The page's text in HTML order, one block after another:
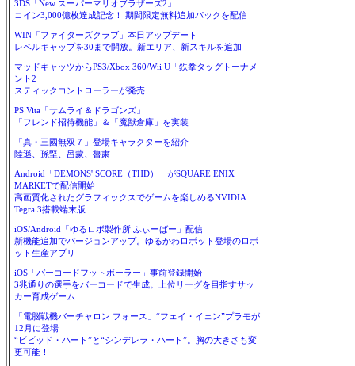
3DS「New スーパーマリオブラザーズ2」
コイン3,000億枚達成記念！ 期間限定無料追加パックを配信
WIN「ファイターズクラブ」本日アップデート
レベルキャップを30まで開放。新エリア、新スキルを追加
マッドキャッツからPS3/Xbox 360/Wii U「鉄拳タッグトーナメ
ント2」
スティックコントローラーが発売
PS Vita「サムライ＆ドラゴンズ」
「フレンド招待機能」＆「魔獣倉庫」を実装
「真・三國無双７」登場キャラクターを紹介
陸遜、孫堅、呂蒙、魯粛
Android「DEMONS' SCORE（THD）」がSQUARE ENIX
MARKETで配信開始
高画質化されたグラフィックスでゲームを楽しめるNVIDIA
Tegra 3搭載端末版
iOS/Android「ゆるロボ製作所 ふぃーばー」配信
新機能追加でバージョンアップ。ゆるかわロボット登場のロボ
ット生産アプリ
iOS「バーコードフットボーラー」事前登録開始
3兆通りの選手をバーコードで生成。上位リーグを目指すサッ
カー育成ゲーム
「電脳戦機バーチャロン フォース」“フェイ・イェン”プラモが
12月に登場
“ビビッド・ハート”と“シンデレラ・ハート”。胸の大きさも変
更可能！